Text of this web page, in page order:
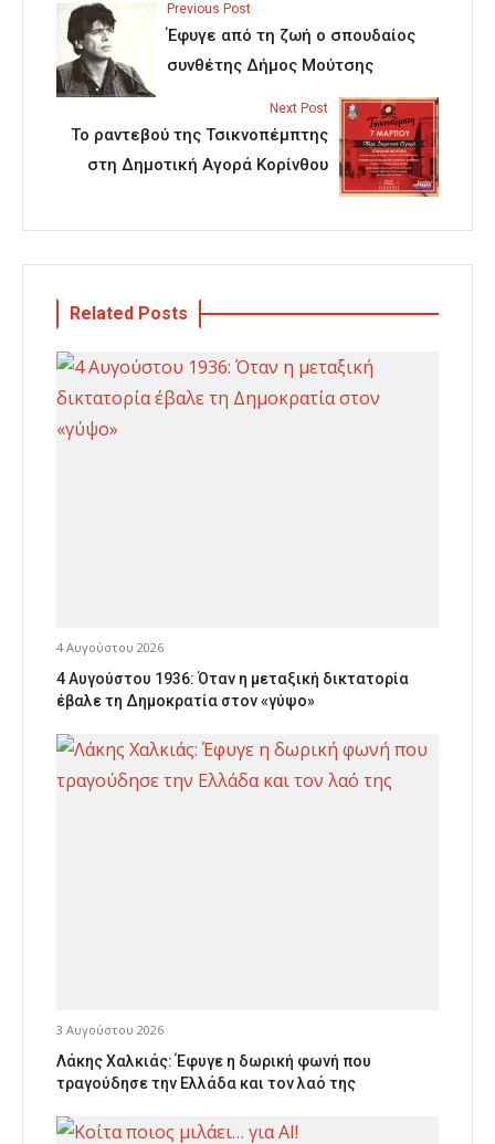
Previous Post
Έφυγε από τη ζωή ο σπουδαίος
συνθέτης Δήμος Μούτσης
Next Post
Το ραντεβού της Τσικνοπέμπτης
στη Δημοτική Αγορά Κορίνθου
Related Posts
4 Αυγούστου 2026
4 Αυγούστου 1936: Όταν η μεταξική δικτατορία
έβαλε τη Δημοκρατία στον «γύψο»
3 Αυγούστου 2026
Λάκης Χαλκιάς: Έφυγε η δωρική φωνή που
τραγούδησε την Ελλάδα και τον λαό της